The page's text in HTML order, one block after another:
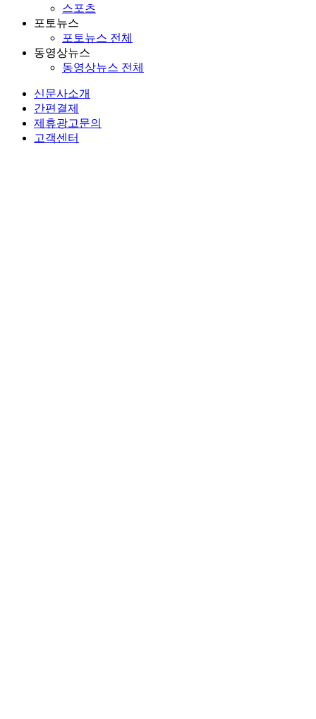
스포츠
포토뉴스
포토뉴스 전체
동영상뉴스
동영상뉴스 전체
신문사소개
간편결제
제휴광고문의
고객센터